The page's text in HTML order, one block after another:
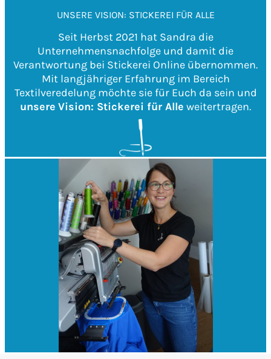
UNSERE VISION: STICKEREI FÜR ALLE
Seit Herbst 2021 hat Sandra die
Unternehmensnachfolge und damit die
Verantwortung bei Stickerei Online übernommen.
Mit langjähriger Erfahrung im Bereich
Textilveredelung möchte sie für Euch da sein und
unsere Vision: Stickerei für Alle weitertragen.